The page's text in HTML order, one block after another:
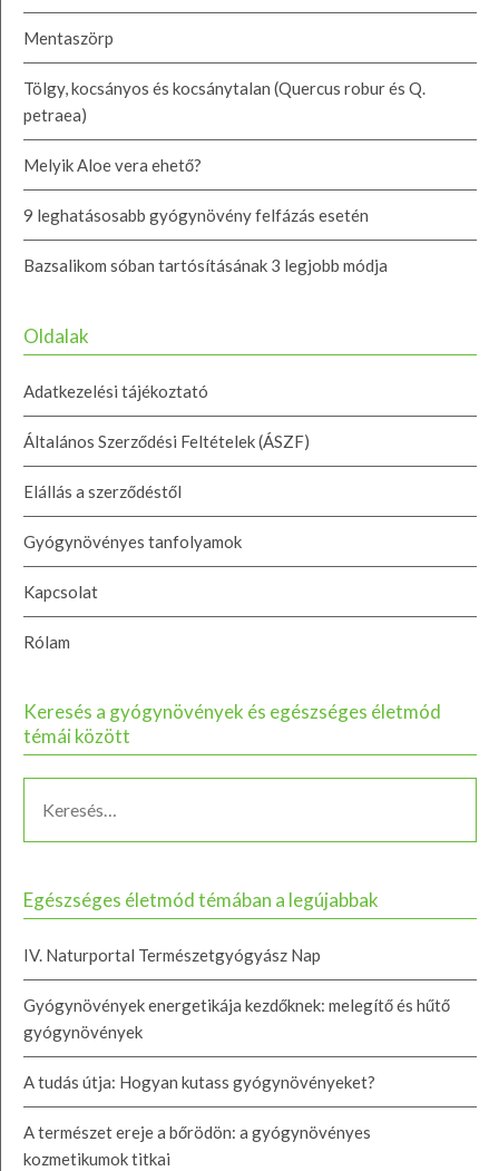
Mentaszörp
Tölgy, kocsányos és kocsánytalan (Quercus robur és Q.
petraea)
Melyik Aloe vera ehető?
9 leghatásosabb gyógynövény felfázás esetén
Bazsalikom sóban tartósításának 3 legjobb módja
Oldalak
Adatkezelési tájékoztató
Általános Szerződési Feltételek (ÁSZF)
Elállás a szerződéstől
Gyógynövényes tanfolyamok
Kapcsolat
Rólam
Keresés a gyógynövények és egészséges életmód
témái között
Egészséges életmód témában a legújabbak
IV. Naturportal Természetgyógyász Nap
Gyógynövények energetikája kezdőknek: melegítő és hűtő
gyógynövények
A tudás útja: Hogyan kutass gyógynövényeket?
A természet ereje a bőrödön: a gyógynövényes
kozmetikumok titkai